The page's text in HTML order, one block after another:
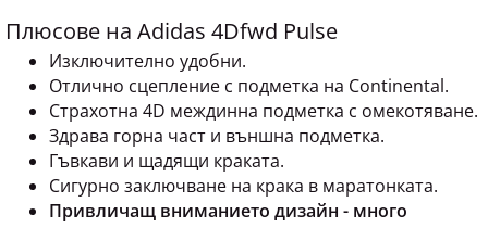
Плюсове на Adidas 4Dfwd Pulse
Изключително удобни.
Отлично сцепление с подметка на Continental.
Страхотна 4D междинна подметка с омекотяване.
Здрава горна част и външна подметка.
Гъвкави и щадящи краката.
Сигурно заключване на крака в маратонката.
Привличащ вниманието дизайн - много